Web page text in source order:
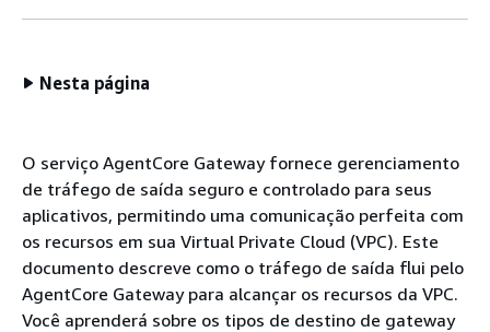
Nesta página
O serviço AgentCore Gateway fornece gerenciamento
de tráfego de saída seguro e controlado para seus
aplicativos, permitindo uma comunicação perfeita com
os recursos em sua Virtual Private Cloud (VPC). Este
documento descreve como o tráfego de saída flui pelo
AgentCore Gateway para alcançar os recursos da VPC.
Você aprenderá sobre os tipos de destino de gateway